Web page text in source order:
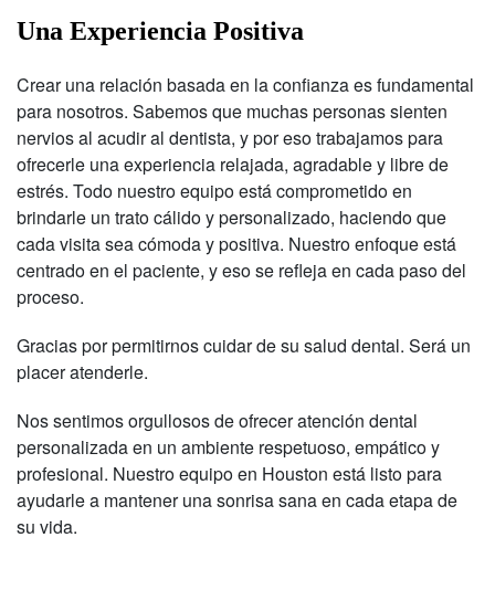
Una Experiencia Positiva
Crear una relación basada en la confianza es fundamental
para nosotros. Sabemos que muchas personas sienten
nervios al acudir al dentista, y por eso trabajamos para
ofrecerle una experiencia relajada, agradable y libre de
estrés. Todo nuestro equipo está comprometido en
brindarle un trato cálido y personalizado, haciendo que
cada visita sea cómoda y positiva. Nuestro enfoque está
centrado en el paciente, y eso se refleja en cada paso del
proceso.
Gracias por permitirnos cuidar de su salud dental. Será un
placer atenderle.
Nos sentimos orgullosos de ofrecer atención dental
personalizada en un ambiente respetuoso, empático y
profesional. Nuestro equipo en Houston está listo para
ayudarle a mantener una sonrisa sana en cada etapa de
su vida.